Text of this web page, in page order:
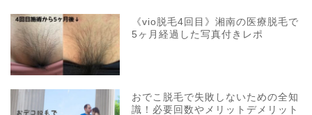
《vio脱毛4回目》湘南の医療脱毛で
5ヶ月経過した写真付きレポ
おでこ脱毛で失敗しないための全知
識！必要回数やメリットデメリット